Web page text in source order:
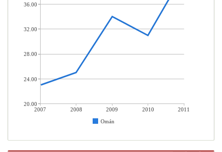
2007 2008 2009 2010
2011
Omán
36.00
32.00
28.00
24.00
20.00